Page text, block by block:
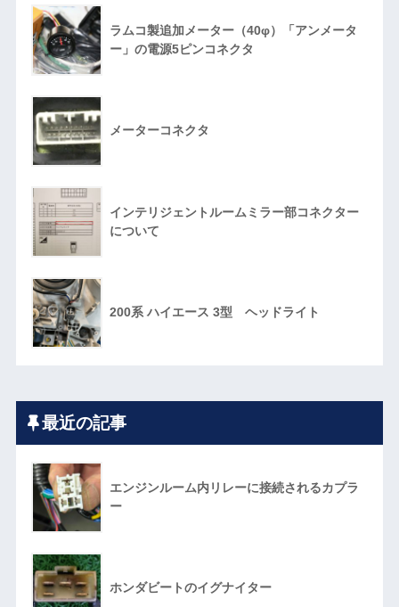
ラムコ製追加メーター（40φ）「アンメータ
ー」の電源5ピンコネクタ
メーターコネクタ
インテリジェントルームミラー部コネクター
について
200系 ハイエース 3型 ヘッドライト
最近の記事
エンジンルーム内リレーに接続されるカプラ
ー
ホンダビートのイグナイター